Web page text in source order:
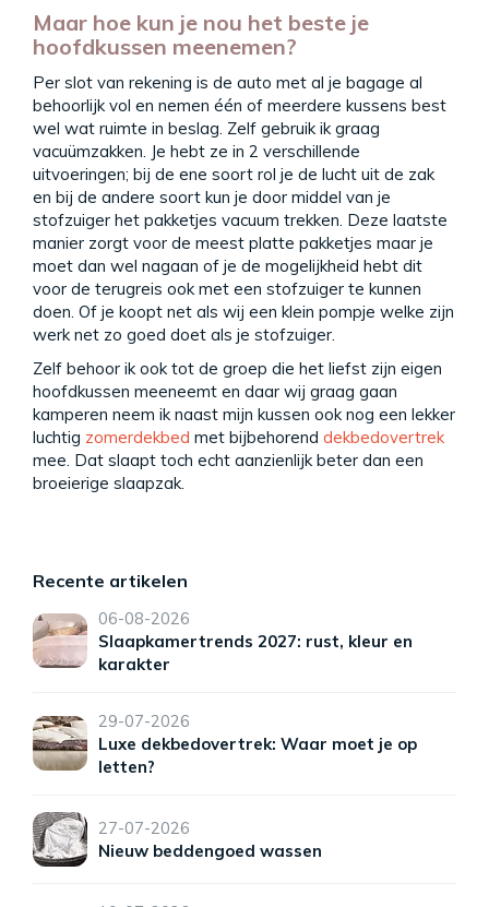
Maar hoe kun je nou het beste je
hoofdkussen meenemen?
Per slot van rekening is de auto met al je bagage al
behoorlijk vol en nemen één of meerdere kussens best
wel wat ruimte in beslag. Zelf gebruik ik graag
vacuümzakken. Je hebt ze in 2 verschillende
uitvoeringen; bij de ene soort rol je de lucht uit de zak
en bij de andere soort kun je door middel van je
stofzuiger het pakketjes vacuum trekken. Deze laatste
manier zorgt voor de meest platte pakketjes maar je
moet dan wel nagaan of je de mogelijkheid hebt dit
voor de terugreis ook met een stofzuiger te kunnen
doen. Of je koopt net als wij een klein pompje welke zijn
werk net zo goed doet als je stofzuiger.
Zelf behoor ik ook tot de groep die het liefst zijn eigen
hoofdkussen meeneemt en daar wij graag gaan
kamperen neem ik naast mijn kussen ook nog een lekker
luchtig zomerdekbed met bijbehorend dekbedovertrek
mee. Dat slaapt toch echt aanzienlijk beter dan een
broeierige slaapzak.
Recente artikelen
06-08-2026
Slaapkamertrends 2027: rust, kleur en
karakter
29-07-2026
Luxe dekbedovertrek: Waar moet je op
letten?
27-07-2026
Nieuw beddengoed wassen